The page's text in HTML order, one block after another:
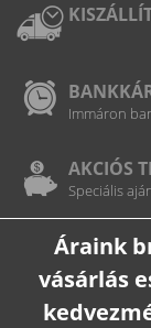
Immáron
AKCIÓS
Speciális
Áraink
vásárlás